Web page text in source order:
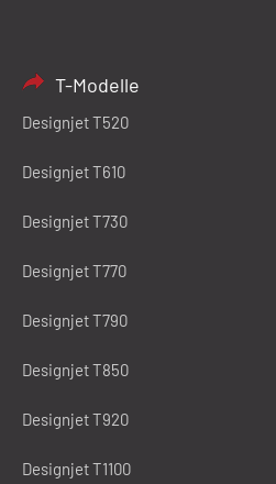
T-Modelle
Designjet T520
Designjet T610
Designjet T730
Designjet T770
Designjet T790
Designjet T850
Designjet T920
Designjet T1100